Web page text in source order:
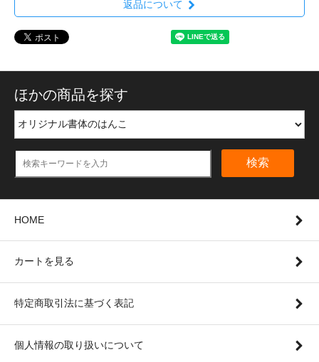
返品について
ほかの商品を探す
検索
HOME
カートを見る
特定商取引法に基づく表記
個人情報の取り扱いについて